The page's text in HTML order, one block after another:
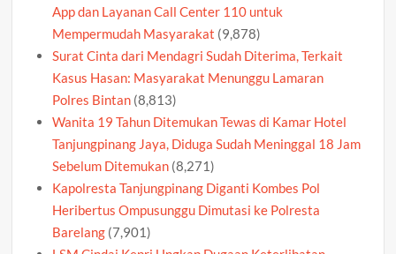
App dan Layanan Call Center 110 untuk
Mempermudah Masyarakat (9,878)
Surat Cinta dari Mendagri Sudah Diterima, Terkait
Kasus Hasan: Masyarakat Menunggu Lamaran
Polres Bintan (8,813)
Wanita 19 Tahun Ditemukan Tewas di Kamar Hotel
Tanjungpinang Jaya, Diduga Sudah Meninggal 18 Jam
Sebelum Ditemukan (8,271)
Kapolresta Tanjungpinang Diganti Kombes Pol
Heribertus Ompusunggu Dimutasi ke Polresta
Barelang (7,901)